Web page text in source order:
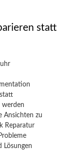
Langen
2021
statt
werden
Ansichten zu
Reparatur
Lösungen